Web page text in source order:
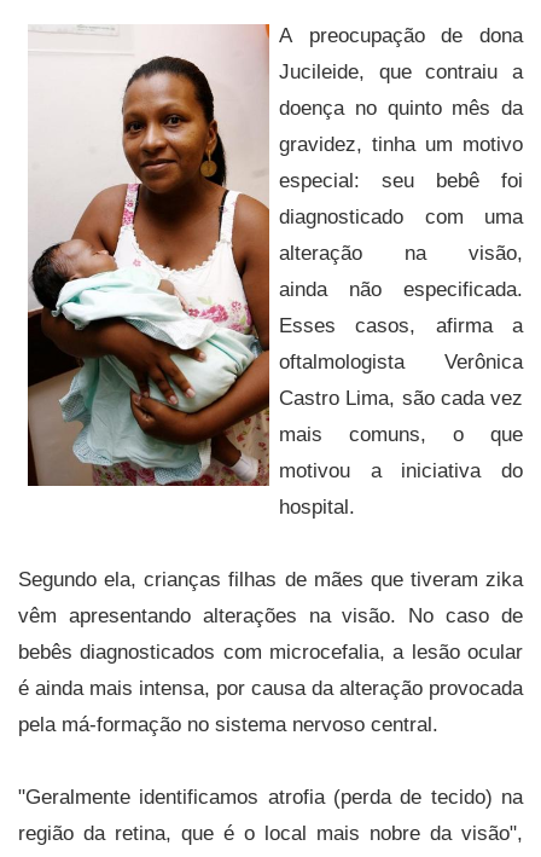
A preocupação de dona
Jucileide, que contraiu a
doença no quinto mês da
gravidez, tinha um motivo
especial: seu bebê foi
diagnosticado com uma
alteração na visão,
ainda não especificada.
Esses casos, afirma a
oftalmologista Verônica
Castro Lima, são cada vez
mais comuns, o que
motivou a iniciativa do
hospital.
Segundo ela, crianças filhas de mães que tiveram zika
vêm apresentando alterações na visão. No caso de
bebês diagnosticados com microcefalia, a lesão ocular
é ainda mais intensa, por causa da alteração provocada
pela má-formação no sistema nervoso central.
"Geralmente identificamos atrofia (perda de tecido) na
região da retina, que é o local mais nobre da visão",